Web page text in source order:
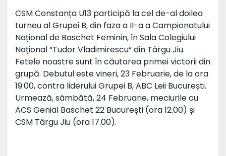
CSM Constanța U13 participă la cel de-al doilea
turneu al Grupei B, din faza a II-a a Campionatului
Național de Baschet Feminin, în Sala Colegiului
Național “Tudor Vladimirescu“ din Târgu Jiu.
Fetele noastre sunt în căutarea primei victorii din
grupă. Debutul este vineri, 23 Februarie, de la ora
19.00, contra liderului Grupei B, ABC Leii București.
Urmează, sâmbătă, 24 Februarie, meciurile cu
ACS Genial Baschet 22 București (ora 12.00) și
CSM Târgu Jiu (ora 17.00).